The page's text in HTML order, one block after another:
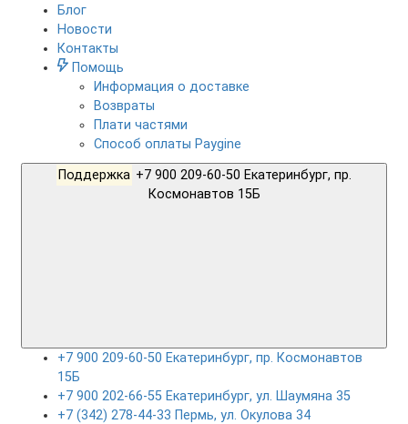
Блог
Новости
Контакты
Помощь
Информация о доставке
Возвраты
Плати частями
Способ оплаты Paygine
Поддержка +7 900 209-60-50 Екатеринбург, пр.
+7 900 209-60-50 Екатеринбург, пр. Космонавтов
15Б
+7 900 202-66-55 Екатеринбург, ул. Шаумяна 35
+7 (342) 278-44-33 Пермь, ул. Окулова 34